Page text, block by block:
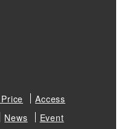
Access
News
Event